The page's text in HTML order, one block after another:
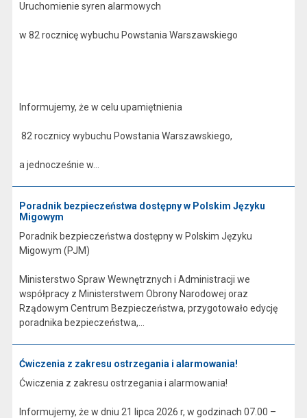
Uruchomienie syren alarmowych
w 82 rocznicę wybuchu Powstania Warszawskiego
Informujemy, że w celu upamiętnienia
82 rocznicy wybuchu Powstania Warszawskiego,
a jednocześnie w...
Poradnik bezpieczeństwa dostępny w Polskim Języku
Migowym
Poradnik bezpieczeństwa dostępny w Polskim Języku
Migowym (PJM)
Ministerstwo Spraw Wewnętrznych i Administracji we
współpracy z Ministerstwem Obrony Narodowej oraz
Rządowym Centrum Bezpieczeństwa, przygotowało edycję
poradnika bezpieczeństwa,...
Ćwiczenia z zakresu ostrzegania i alarmowania!
Ćwiczenia z zakresu ostrzegania i alarmowania!
Informujemy, że w dniu 21 lipca 2026 r, w godzinach 07.00 –